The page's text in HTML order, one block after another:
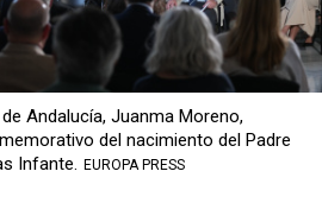
Andalucía, Juanma Moreno,
del nacimiento del Padre
Infante. EUROPA PRESS